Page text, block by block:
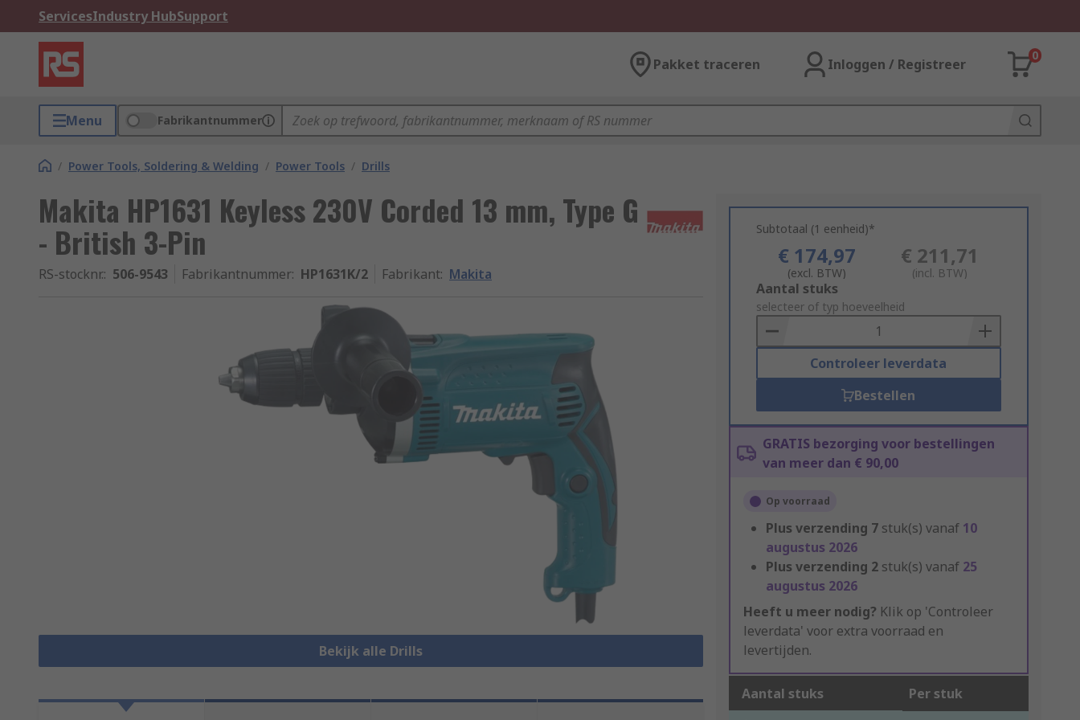
ServicesIndustry HubSupport
Pakket traceren Inloggen / Registreer
0
Menu Fabrikantnummer
/ Power Tools, Soldering & Welding / Power Tools / Drills
Makita HP1631 Keyless 230V Corded 13 mm, Type G
- British 3-Pin
RS-stocknr.: 506-9543 Fabrikantnummer: HP1631K/2 Fabrikant: Makita
Bekijk alle Drills
Subtotaal (1 eenheid)*
€ 174,97
(excl. BTW)
€ 211,71
(incl. BTW)
Add
to
Basket
Aantal stuks
selecteer of typ hoeveelheid
Controleer leverdata
Bestellen
GRATIS bezorging voor bestellingen
van meer dan € 90,00
Op voorraad
Plus verzending 7 stuk(s) vanaf 10
augustus 2026
Plus verzending 2 stuk(s) vanaf 25
augustus 2026
Heeft u meer nodig? Klik op 'Controleer
leverdata' voor extra voorraad en
levertijden.
Aantal stuks Per stuk